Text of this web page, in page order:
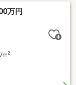
スーパーが近いと
忘れにもすぐ対
ができます。家族
万円
2